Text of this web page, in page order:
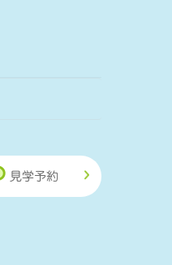
見学予約